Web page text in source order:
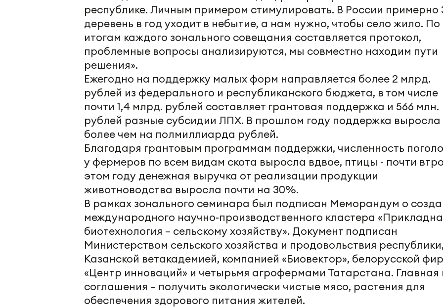
республике. Личным примером стимулировать. В России примерно
деревень в год уходит в небытие, а нам нужно, чтобы село жило. По
итогам каждого зонального совещания составляется протокол,
проблемные вопросы анализируются, мы совместно находим пути
решения».
Ежегодно на поддержку малых форм направляется более 2 млрд.
рублей из федерального и республиканского бюджета, в том числе
почти 1,4 млрд. рублей составляет грантовая поддержка и 566 млн.
рублей разные субсидии ЛПХ. В прошлом году поддержка выросла
более чем на полмиллиарда рублей.
Благодаря грантовым программам поддержки, численность
у фермеров по всем видам скота выросла вдвое, птицы - почти
этом году денежная выручка от реализации продукции
животноводства выросла почти на 30%.
В рамках зонального семинара был подписан Меморандум о
международного научно-производственного кластера
биотехнология – сельскому хозяйству». Документ подписан
Министерством сельского хозяйства и продовольствия республики,
Казанской ветакадемией, компанией «Биовектор», белорусской
«Центр инноваций» и четырьмя агрофермами Татарстана. Главная
соглашения – получить экологически чистые мясо, растения для
обеспечения здорового питания жителей.